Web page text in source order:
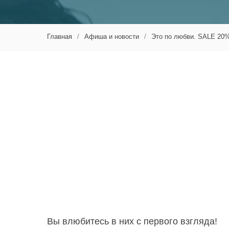
Главная / Афиша и новости / Это по любви. SALE
Вы влюбитесь в них с первого взгляда!